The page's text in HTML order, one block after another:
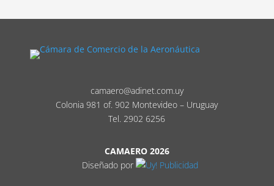
camaero@adinet.com.uy
Colonia 981 of. 902 Montevideo – Uruguay
Tel. 2902 6256
CAMAERO 2026
Diseñado por